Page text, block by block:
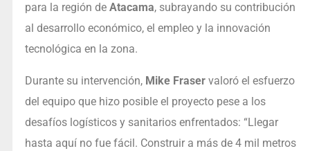
para la región de Atacama, subrayando su contribución
al desarrollo económico, el empleo y la innovación
tecnológica en la zona.
Durante su intervención, Mike Fraservaloró el esfuerzo
del equipo que hizo posible el proyecto pese a los
desafíos logísticos y sanitarios enfrentados: “Llegar
hasta aquí no fue fácil. Construir a más de 4 mil metros